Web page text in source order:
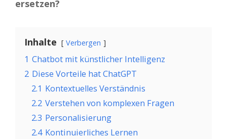
ersetzen?
Inhalte Verbergen
1 Chatbot mit künstlicher Intelligenz
2 Diese Vorteile hat ChatGPT
2.1 Kontextuelles Verständnis
2.2 Verstehen von komplexen Fragen
2.3 Personalisierung
2.4 Kontinuierliches Lernen